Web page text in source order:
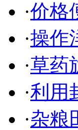
·价格
·操作
·草药
·利用
·杂粮